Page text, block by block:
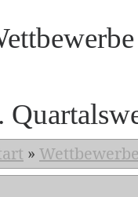
» Wettbewerbe